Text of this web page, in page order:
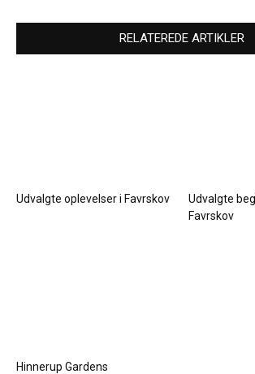
RELATEREDE ARTIKLER
Udvalgte oplevelser i Favrskov
Udvalgte
Favrskov
Hinnerup Gardens